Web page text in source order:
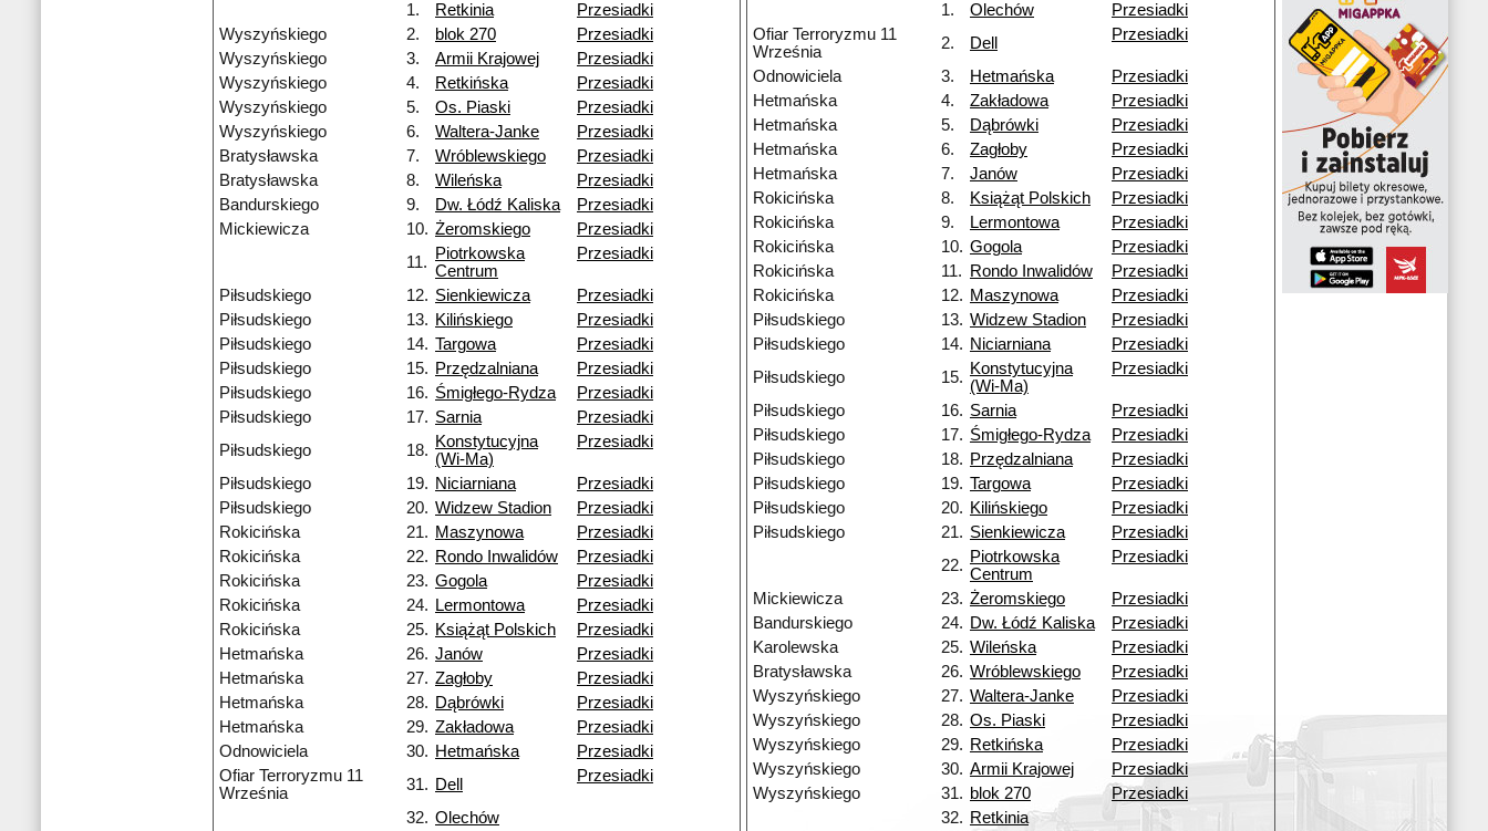
1.
Retkinia
Przesiadki
Wyszyńskiego
2. blok 270
Przesiadki
Wyszyńskiego
3. Armii Krajowej
Przesiadki
Wyszyńskiego
4. Retkińska
Przesiadki
Wyszyńskiego
5. Os. Piaski
Przesiadki
Wyszyńskiego
6. Waltera-Janke
Przesiadki
Bratysławska
7. Wróblewskiego
Przesiadki
Bratysławska
8. Wileńska
Przesiadki
Bandurskiego
9. Dw. Łódź Kaliska
Przesiadki
Mickiewicza
10. Żeromskiego
Przesiadki
11.
Piotrkowska
Centrum
Przesiadki
Piłsudskiego 12. Sienkiewicza
Przesiadki
Piłsudskiego
13. Kilińskiego
Przesiadki
Piłsudskiego
14. Targowa
Przesiadki
Piłsudskiego
15. Przędzalniana
Przesiadki
Piłsudskiego
16. Śmigłego-Rydza
Przesiadki
Piłsudskiego
17. Sarnia
Przesiadki
Piłsudskiego
18. Konstytucyjna
(Wi-Ma)
Przesiadki
Piłsudskiego 19. Niciarniana
Przesiadki
Piłsudskiego
20. Widzew Stadion
Przesiadki
Rokicińska
21. Maszynowa
Przesiadki
Rokicińska
22. Rondo Inwalidów
Przesiadki
Rokicińska
23. Gogola
Przesiadki
Rokicińska
24. Lermontowa
Przesiadki
Rokicińska
25. Książąt Polskich
Przesiadki
Hetmańska
26. Janów
Przesiadki
Hetmańska
27. Zagłoby
Przesiadki
Hetmańska
28. Dąbrówki
Przesiadki
Hetmańska
29. Zakładowa
Przesiadki
Odnowiciela
30. Hetmańska
Przesiadki
Ofiar Terroryzmu 11
Września
31. Dell Przesiadki
32. Olechów
1.
Olechów
Przesiadki
Ofiar Terroryzmu 11
Września
2. Dell Przesiadki
Odnowiciela 3. Hetmańska
Przesiadki
Hetmańska
4. Zakładowa
Przesiadki
Hetmańska
5. Dąbrówki
Przesiadki
Hetmańska
6. Zagłoby
Przesiadki
Hetmańska
7. Janów
Przesiadki
Rokicińska
8. Książąt Polskich
Przesiadki
Rokicińska
9. Lermontowa
Przesiadki
Rokicińska
10. Gogola
Przesiadki
Rokicińska
11. Rondo Inwalidów
Przesiadki
Rokicińska
12. Maszynowa
Przesiadki
Piłsudskiego
13. Widzew Stadion
Przesiadki
Piłsudskiego
14. Niciarniana
Przesiadki
Piłsudskiego
15. Konstytucyjna
(Wi-Ma)
Przesiadki
Piłsudskiego 16. Sarnia
Przesiadki
Piłsudskiego
17. Śmigłego-Rydza
Przesiadki
Piłsudskiego
18. Przędzalniana
Przesiadki
Piłsudskiego
19. Targowa
Przesiadki
Piłsudskiego
20. Kilińskiego
Przesiadki
Piłsudskiego
21. Sienkiewicza
Przesiadki
22. Piotrkowska
Centrum
Przesiadki
Mickiewicza 23. Żeromskiego
Przesiadki
Bandurskiego
24. Dw. Łódź Kaliska
Przesiadki
Karolewska
25. Wileńska
Przesiadki
Bratysławska
26. Wróblewskiego
Przesiadki
Wyszyńskiego
27. Waltera-Janke
Przesiadki
Wyszyńskiego
28. Os. Piaski
Przesiadki
Wyszyńskiego
29. Retkińska
Przesiadki
Wyszyńskiego
30. Armii Krajowej
Przesiadki
Wyszyńskiego
31. blok 270
Przesiadki
32. Retkinia